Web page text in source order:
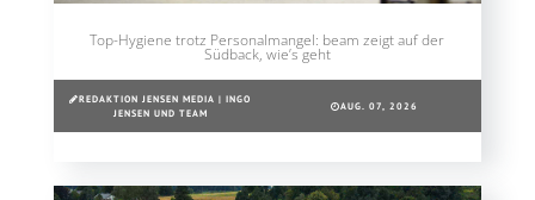
Top-Hygiene trotz Personalmangel: beam zeigt auf der
Südback, wie’s geht
REDAKTION JENSEN MEDIA | INGO
JENSEN UND TEAM
AUG. 07, 2026